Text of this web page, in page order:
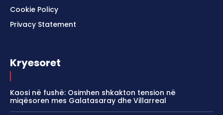
Cookie Policy
Privacy Statement
Kryesoret
Kaosi në fushë: Osimhen shkakton tension në
miqësoren mes Galatasaray dhe Villarreal